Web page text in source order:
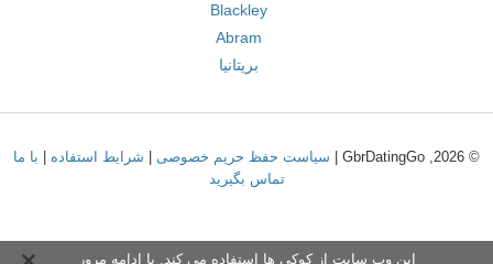
Blackley
Abram
بریتانیا
© 2026, GbrDatingGo | سیاست حفظ حریم خصوصی شرایط استفاده
با ما
تماس بگیرید
این وب سایت از کوکی ها استفاده می کند. با ادامه مرور